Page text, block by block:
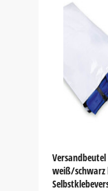
weiß/schwarz